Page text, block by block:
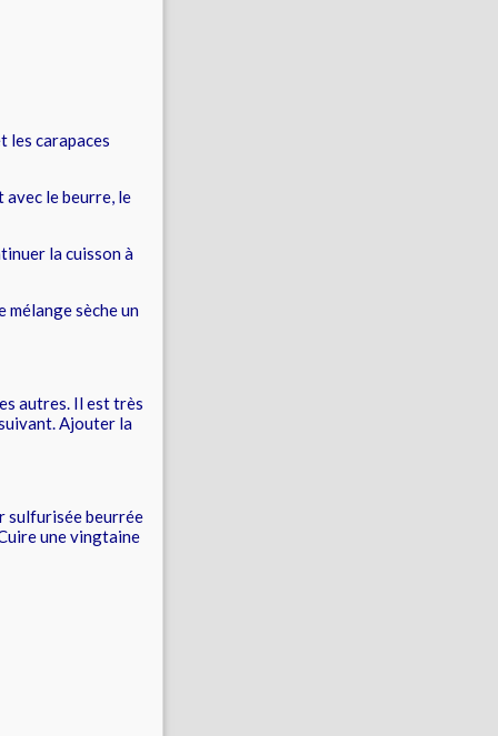
les carapaces
avec le beurre, le
la cuisson à
mélange sèche un
autres. Il est très
Ajouter la
sulfurisée beurrée
une vingtaine